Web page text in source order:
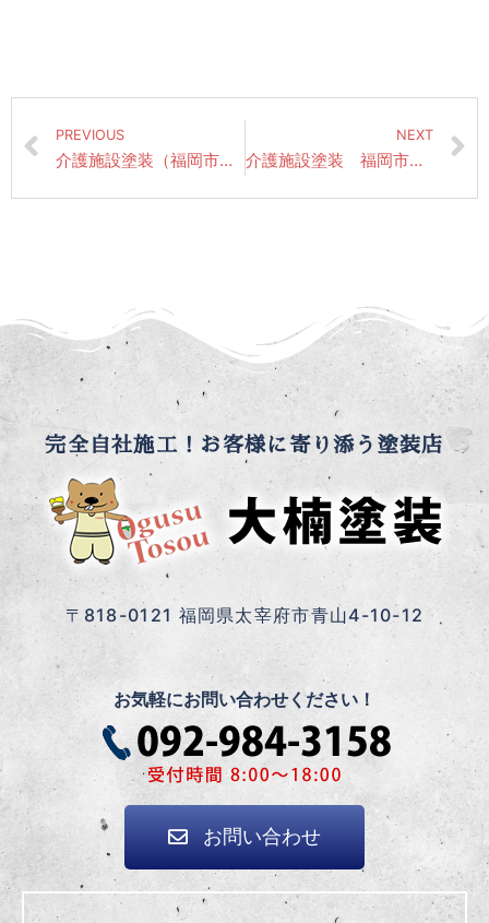
PREVIOUS
介護施設塗装（福岡市西区）昨日は天候の影響で現場はお休みをさせていただきました。
NEXT
介護施設塗装 福岡市西区にて昨日の作業風景（風対策によるネット絞り）
完全自社施工！お客様に寄り添う塗装店
〒818-0121 福岡県太宰府市青山4-10-12
お気軽にお問い合わせください！
お問い合わせ